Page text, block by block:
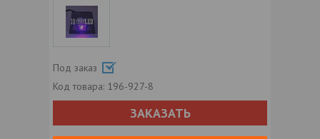
Под заказ
Код товара: 196-927-8
ЗАКАЗАТЬ